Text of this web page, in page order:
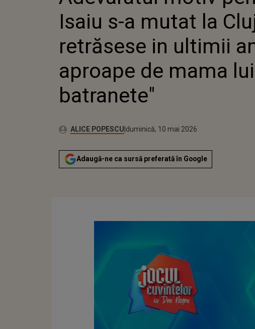
BATRANETE"
Isaiu s-a mutat la
retrăsese in ultimii
aproape de mama
batranete"
Autor:ALICE POPESCU Publicat:
duminică, 10 mai 2026
Adaugă-ne ca sursă preferată în Google